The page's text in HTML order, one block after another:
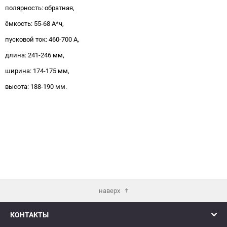
полярность: обратная,
ёмкость: 55-68 А*ч,
пусковой ток: 460-700 А,
длина: 241-246 мм,
ширина: 174-175 мм,
высота: 188-190 мм.
наверх
КОНТАКТЫ